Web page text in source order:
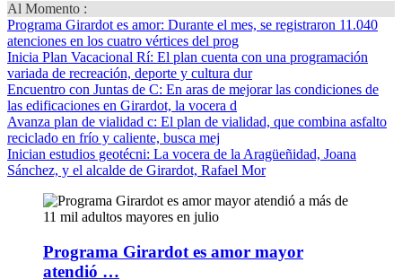
Al Momento :
Programa Girardot es amor: Durante el mes, se registraron 11.040
atenciones en los cuatro vértices del prog
Inicia Plan Vacacional Rí: El plan cuenta con una programación
variada de recreación, deporte y cultura dur
Encuentro con Juntas de C: En aras de mejorar las condiciones de
las edificaciones en Girardot, la vocera d
Avanza plan de vialidad c: El plan de vialidad, que combina asfalto
reciclado en frío y caliente, busca mej
Inician estudios geotécni: La vocera de la Aragüeñidad, Joana
Sánchez, y el alcalde de Girardot, Rafael Mor
Programa Girardot es amor mayor
atendió …